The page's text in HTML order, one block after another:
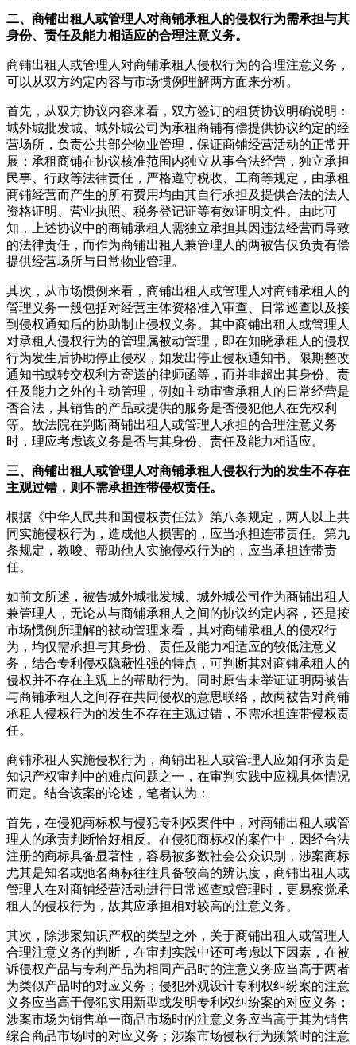
二、商铺出租人或管理人对商铺承租人的侵权行为需承担与其
身份、责任及能力相适应的合理注意义务。
商铺出租人或管理人对商铺承租人侵权行为的合理注意义务，
可以从双方约定内容与市场惯例理解两方面来分析。
首先，从双方协议内容来看，双方签订的租赁协议明确说明：
城外城批发城、城外城公司为承租商铺有偿提供协议约定的经
营场所，负责公共部分物业管理，保证商铺经营活动的正常开
展；承租商铺在协议核准范围内独立从事合法经营，独立承担
民事、行政等法律责任，严格遵守税收、工商等规定，由承租
商铺经营而产生的所有费用均由其自行承担及提供合法的法人
资格证明、营业执照、税务登记证等有效证明文件。由此可
知，上述协议中的商铺承租人需独立承担其因违法经营而导致
的法律责任，而作为商铺出租人兼管理人的两被告仅负责有偿
提供经营场所与日常物业管理。
其次，从市场惯例来看，商铺出租人或管理人对商铺承租人的
管理义务一般包括对经营主体资格准入审查、日常巡查以及接
到侵权通知后的协助制止侵权义务。其中商铺出租人或管理人
对承租人侵权行为的管理属被动管理，即在知晓承租人的侵权
行为发生后协助停止侵权，如发出停止侵权通知书、限期整改
通知书或转交权利方寄送的律师函等，而并非超出其身份、责
任及能力之外的主动管理，例如主动审查承租人的日常经营是
否合法，其销售的产品或提供的服务是否侵犯他人在先权利
等。故法院在判断商铺出租人或管理人承担的合理注意义务
时，理应考虑该义务是否与其身份、责任及能力相适应。
三、商铺出租人或管理人对商铺承租人侵权行为的发生不存在
主观过错，则不需承担连带侵权责任。
根据《中华人民共和国侵权责任法》第八条规定，两人以上共
同实施侵权行为，造成他人损害的，应当承担连带责任。第九
条规定，教唆、帮助他人实施侵权行为的，应当承担连带责
任。
如前文所述，被告城外城批发城、城外城公司作为商铺出租人
兼管理人，无论从与商铺承租人之间的协议约定内容，还是按
市场惯例所理解的被动管理来看，其对商铺承租人的侵权行
为，均仅需承担与其身份、责任及能力相适应的较低注意义
务，结合专利侵权隐蔽性强的特点，可判断其对商铺承租人的
侵权并不存在主观上的帮助行为。同时原告未举证证明两被告
与商铺承租人之间存在共同侵权的意思联络，故两被告对商铺
承租人侵权行为的发生不存在主观过错，不需承担连带侵权责
任。
商铺承租人实施侵权行为，商铺出租人或管理人应如何承责是
知识产权审判中的难点问题之一，在审判实践中应视具体情况
而定。结合该案的论述，笔者认为：
首先，在侵犯商标权与侵犯专利权案件中，对商铺出租人或管
理人的承责判断恰好相反。在侵犯商标权的案件中，因经合法
注册的商标具备显著性，容易被多数社会公众识别，涉案商标
尤其是知名或驰名商标往往具备较高的辨识度，商铺出租人或
管理人在对商铺经营活动进行日常巡查或管理时，更易察觉承
租人的侵权行为，故其应承担相对较高的注意义务。
其次，除涉案知识产权的类型之外，关于商铺出租人或管理人
合理注意义务的判断，在审判实践中还可考虑以下因素，在被
诉侵权产品与专利产品为相同产品时的注意义务应当高于两者
为类似产品时的对应义务；侵犯外观设计专利权纠纷案的注意
义务应当高于侵犯实用新型或发明专利权纠纷案的对应义务；
涉案市场为销售单一商品市场时的注意义务应当高于其为销售
综合商品市场时的对应义务；涉案市场侵权行为频繁时的注意